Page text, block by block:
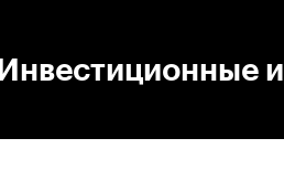
Инвестиционные